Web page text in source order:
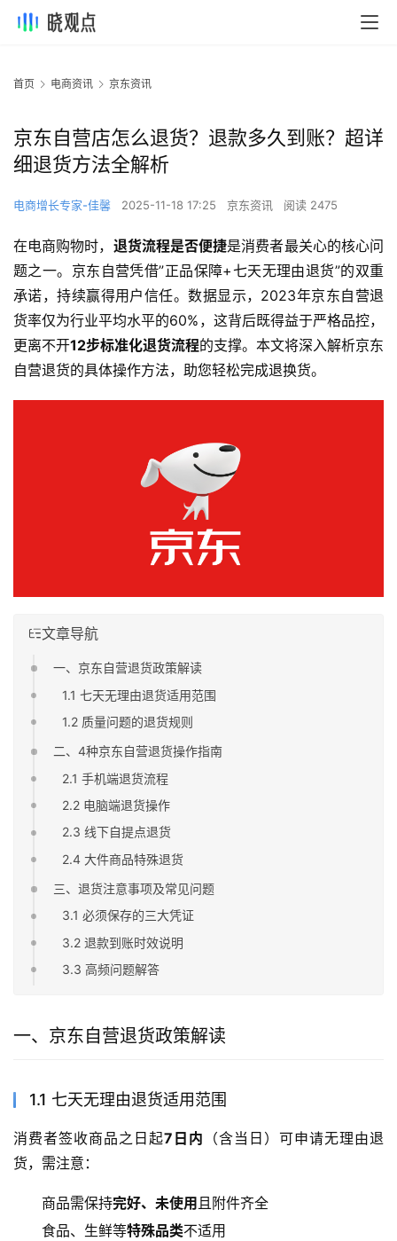
首页 电商资讯 京东资讯
京东自营店怎么退货？退款多久到账？超详
细退货方法全解析
电商增长专家-佳馨 2025-11-18 17:25 京东资讯 阅读 2475
在电商购物时， 退货流程是否便捷是消费者最关心的核心问
题之一。京东自营凭借”正品保障+七天无理由退货”的双重
承诺，持续赢得用户信任。数据显示，2023年京东自营退
货率仅为行业平均水平的60%，这背后既得益于严格品控，
更离不开12步标准化退货流程的支撑。本文将深入解析京东
自营退货的具体操作方法，助您轻松完成退换货。
文章导航
一、京东自营退货政策解读
1.1 七天无理由退货适用范围
1.2 质量问题的退货规则
二、4种京东自营退货操作指南
2.1 手机端退货流程
2.2 电脑端退货操作
2.3 线下自提点退货
2.4 大件商品特殊退货
三、退货注意事项及常见问题
3.1 必须保存的三大凭证
3.2 退款到账时效说明
3.3 高频问题解答
一、京东自营退货政策解读
1.1 七天无理由退货适用范围
消费者签收商品之日起7日内 （含当日）可申请无理由退
货，需注意：
商品需保持完好、未使用且附件齐全
食品、生鲜等特殊品类不适用